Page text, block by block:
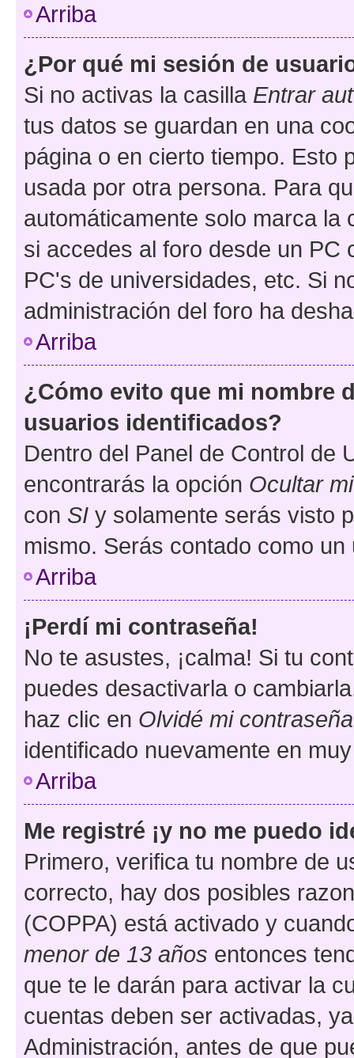
Arriba
¿Por qué mi sesión de
Si no activas la casilla Entrar
tus datos se guardan en una
página o en cierto tiempo. Esto
usada por otra persona. Para
automáticamente solo marca la
si accedes al foro desde un PC
PC's de universidades, etc. Si
administración del foro ha
Arriba
¿Cómo evito que mi nombre
usuarios identificados?
Dentro del Panel de Control de
encontrarás la opción Ocultar
con SI y solamente serás visto
mismo. Serás contado como un
Arriba
¡Perdí mi contraseña!
No te asustes, ¡calma! Si tu
puedes desactivarla o
haz clic en Olvidé mi contraseña
identificado nuevamente en
Arriba
Me registré ¡y no me puedo
Primero, verifica tu nombre de
correcto, hay dos posibles
(COPPA) está activado y
menor de 13 años entonces
que te le darán para activar la
cuentas deben ser activadas,
Administración, antes de que